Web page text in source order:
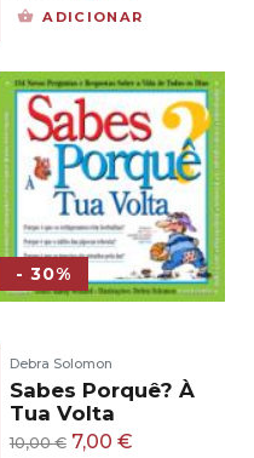
preço
era:
15,00 €.
preço
é:
13,50 €.
ADICIONAR
- 30%
Debra Solomon
Sabes Porquê? À
Tua Volta
10,00€ O
7,00 €O